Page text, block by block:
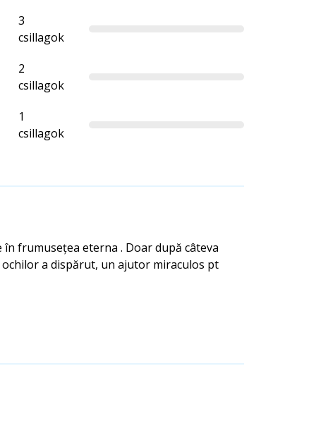
3
csillagok
2
csillagok
1
csillagok
frumusețea eterna . Doar după câteva
a dispărut, un ajutor miraculos pt